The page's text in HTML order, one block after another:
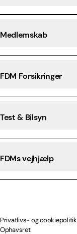
Medlemskab
FDM Forsikringer
Test & Bilsyn
FDMs vejhjælp
Privatlivs- og cookiepolitik
Ophavsret